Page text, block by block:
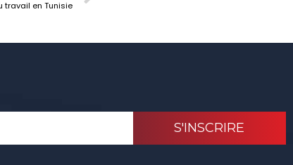
travail en Tunisie
S'INSCRIRE